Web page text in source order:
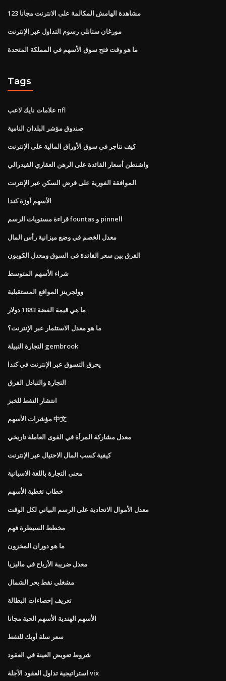
مشاهدة الهامش المكالمة على الانترنت مجانا 123
مورغان ستانلي رسوم التداول عبر الإنترنت
ما هو وقت فتح سوق الأسهم في المملكة المتحدة
Tags
علامات نايك لاعب nfl
صندوق مؤشر البلدان النامية
كيف نتاجر في سوق الأوراق المالية على الإنترنت
واشنطن أسعار الفائدة على الرهن العقاري الفيدرالي
الموافقة الفورية على قرض السكن عبر الإنترنت
الأسهم أوزة كندا
قراءة مستويات الرسم fountas و pinnell
معدل الخصم في وضع ميزانية رأس المال
الفرق بين سعر الفائدة في السوق ومعدل الكوبون
شراء الأسهم المتوسط
وولجرينز المواقع المستقبلية
ما هي قيمة الفضة 1883 دولار
ما هو معدل الاستثمار عبر الإنترنت؟
التجارة النبيلة gembrook
يحرق التسوق عبر الإنترنت في كندا
التجارة والتبادل الفرق
انتشار النفط للخبز
مؤشرات الأسهم 中文
معدل مشاركة المرأة في القوى العاملة تاريخي
كيفية كسب المال الاحتيال عبر الإنترنت
معنى التجارة باللغة الاسبانية
خطاب تغطية الأسهم
معدل الأموال الاتحادية على الرسم البياني لكل الوقت
مخطط السيطرة فهم
ما هو دوران المخزون
معدل ضريبة الأرباح في ماليزيا
مشغلي نفط بحر الشمال
تعريف إحصاءات البطالة
الأسهم الهندية الأسهم الحية مجانا
سعر سلة أوبك للنفط
شروط تعويض العينة في العقود
استراتيجية تداول العقود الآجلة vix